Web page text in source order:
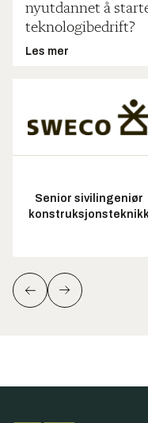
nyutdannet å
teknologibedrift?
Les mer
Senior sivilingeniør